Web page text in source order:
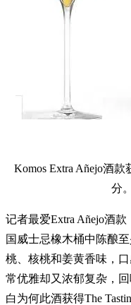
Komos Extra Añejo酒款
分
记者最爱Extra Añejo酒
国威士忌橡木桶中陈酿
桃、核桃和姜黄香味，
常优雅却又浓郁复杂，
白为何此酒获得The